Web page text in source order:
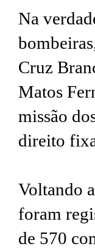
Na
Cruz
Matos
missão
direito
Voltando
foram
de 570